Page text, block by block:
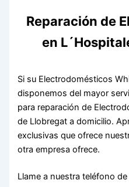
Reparación de
en
Si su Electrodomésticos
disponemos del mayor
para reparación de
de Llobregat a domicilio.
exclusivas que ofrece
otra empresa ofrece.
Llame a nuestra teléfono